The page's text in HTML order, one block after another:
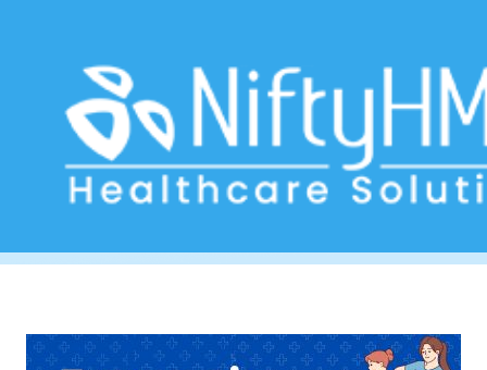
Évaluation clinique chiropratique